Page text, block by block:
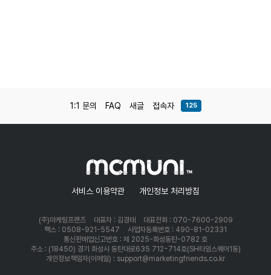
1:1 문의 FAQ 새글 접속자 125
서비스 이용약관 개인정보 처리방침
(주)마케팅프랜즈 대표자 : 김경태
대표전화 : 070-7600-2909
팩스 : 0508-921-5547
사업자등록번호 : 490-81-02331
통신판매업신고번호 : 제 2025-화성동탄-0782 호
주소 : (18450) 경기 화성시 동탄대로635 712~714호(SH타임스퀘어1동)
개인정보책임자(이메일) : support@marketingfriends.co.kr